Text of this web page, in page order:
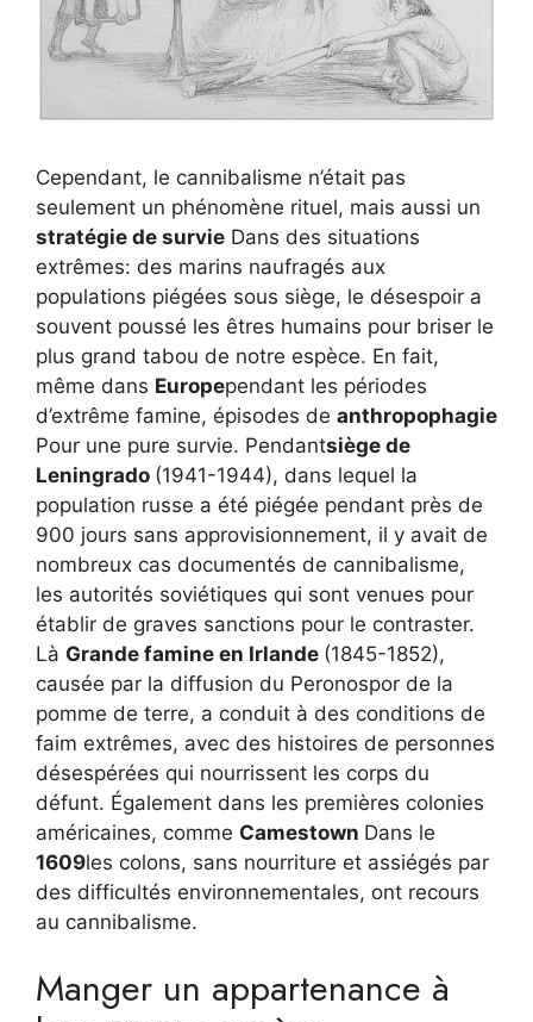
Cependant, le cannibalisme n’était pas
seulement un phénomène rituel, mais aussi un
stratégie de survie Dans des situations
extrêmes: des marins naufragés aux
populations piégées sous siège, le désespoir a
souvent poussé les êtres humains pour briser le
plus grand tabou de notre espèce. En fait,
même dans Europependant les périodes
d’extrême famine, épisodes de anthropophagie
Pour une pure survie. Pendantsiège de
Leningrado (1941-1944), dans lequel la
population russe a été piégée pendant près de
900 jours sans approvisionnement, il y avait de
nombreux cas documentés de cannibalisme,
les autorités soviétiques qui sont venues pour
établir de graves sanctions pour le contraster.
Là Grande famine en Irlande (1845-1852),
causée par la diffusion du Peronospor de la
pomme de terre, a conduit à des conditions de
faim extrêmes, avec des histoires de personnes
désespérées qui nourrissent les corps du
défunt. Également dans les premières colonies
américaines, comme Camestown Dans le
1609les colons, sans nourriture et assiégés par
des difficultés environnementales, ont recours
au cannibalisme.
Manger un appartenance à